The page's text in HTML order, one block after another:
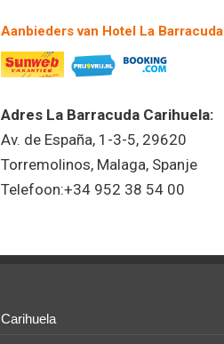
Aanbieders van Hotel La Barracuda
Adres La Barracuda Carihuela:
Av. de España, 1-3-5, 29620
Torremolinos, Malaga, Spanje
Telefoon:+34 952 38 54 00
Carihuela